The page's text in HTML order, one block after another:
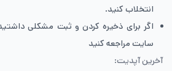
انتخلاب کنید.
اگر برای ذخیره کردن و ثبت مشکلی
سایت مراجعه کنید
آخرین آپدیت: